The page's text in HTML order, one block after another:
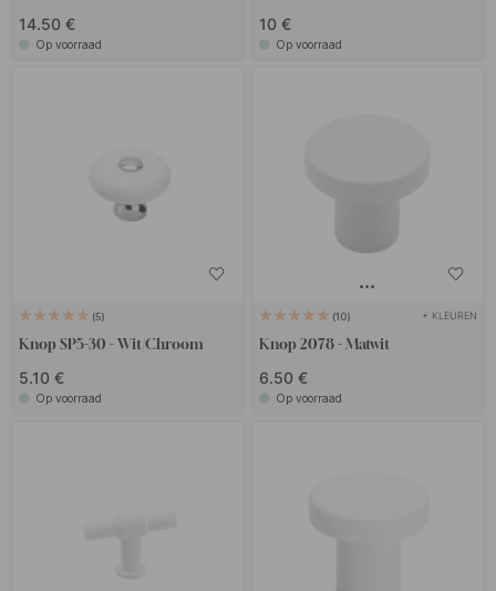
14.50 €
Op voorraad
10 €
Op voorraad
5
Knop SP5-30 - Wit/Chroom
5.10 €
Op voorraad
10 + KLEUREN
Knop 2078 - Matwit
6.50 €
Op voorraad